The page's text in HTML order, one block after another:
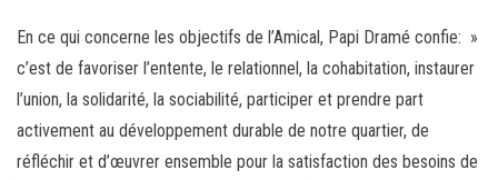
En ce qui concerne les objectifs de l’Amical, Papi Dramé confie: »
c’est de favoriser l’entente, le relationnel, la cohabitation, instaurer
l’union, la solidarité, la sociabilité, participer et prendre part
activement au développement durable de notre quartier, de
réfléchir et d’œuvrer ensemble pour la satisfaction des besoins de